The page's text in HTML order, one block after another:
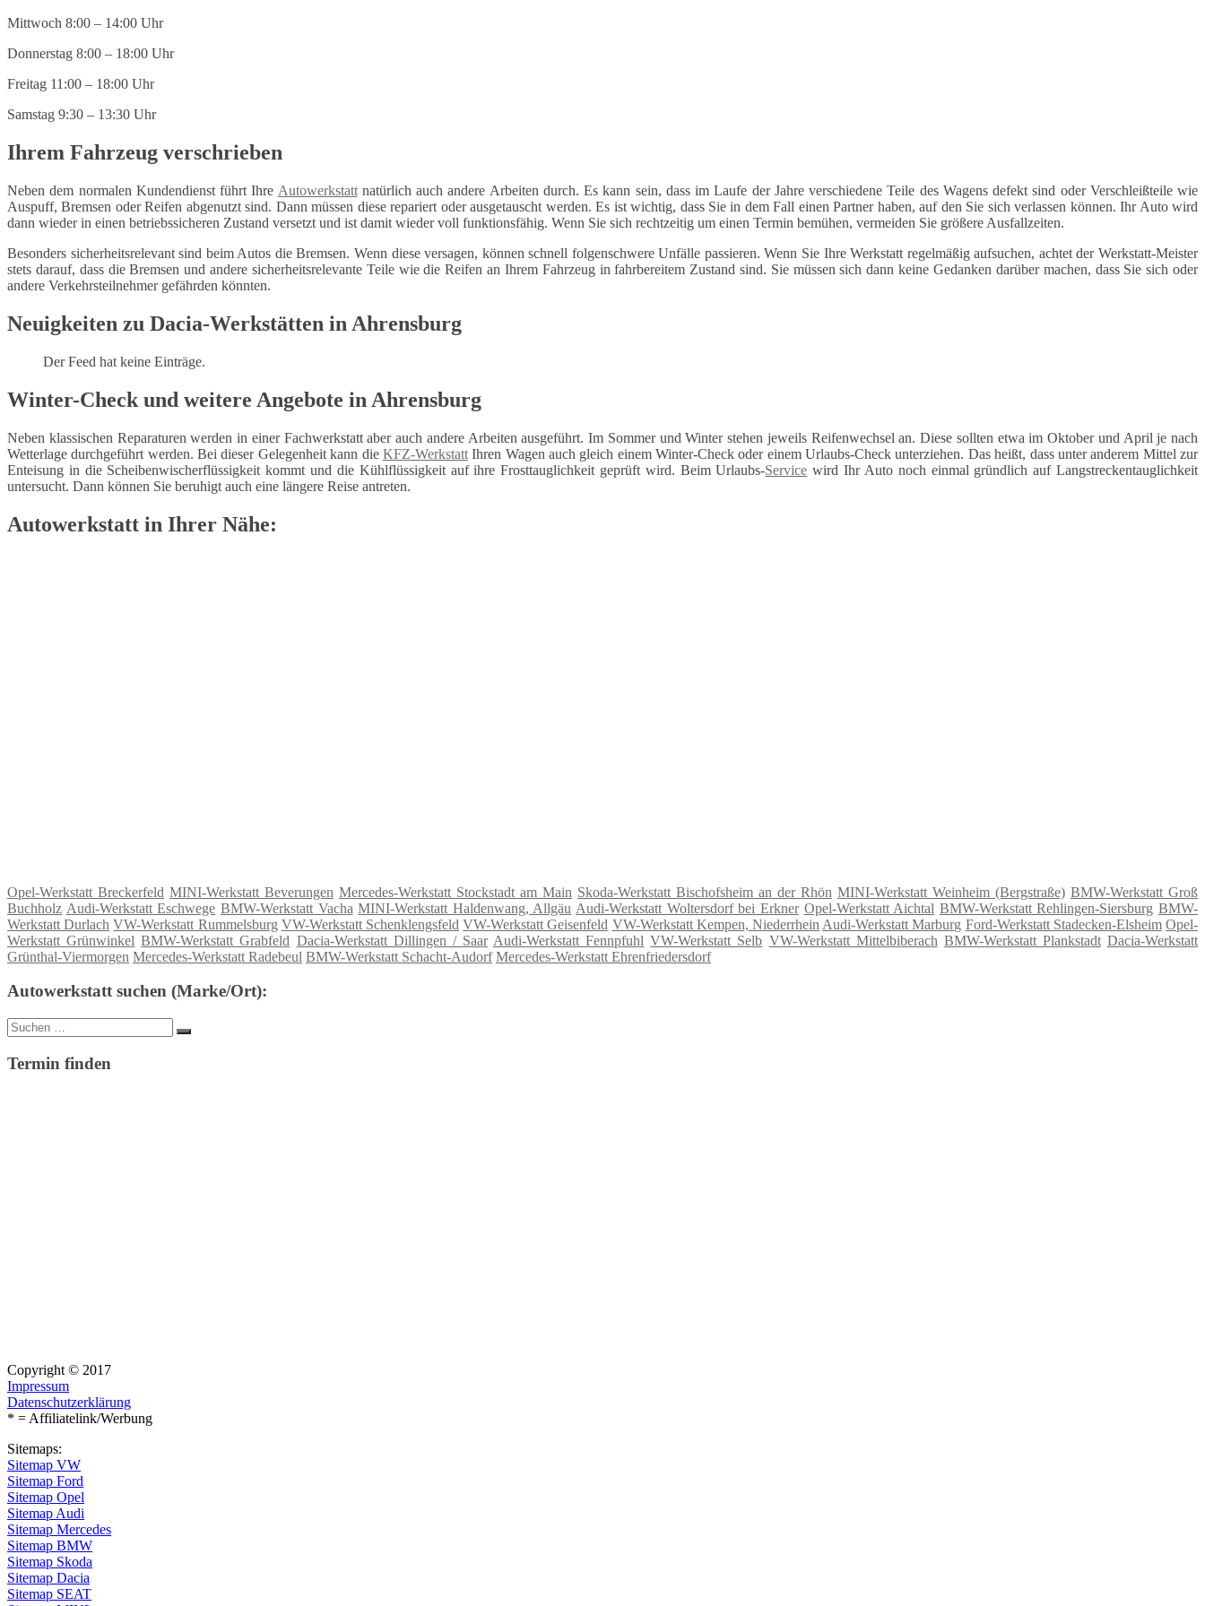
Mittwoch 8:00 – 14:00 Uhr
Donnerstag 8:00 – 18:00 Uhr
Freitag 11:00 – 18:00 Uhr
Samstag 9:30 – 13:30 Uhr
Ihrem Fahrzeug verschrieben
Neben dem normalen Kundendienst führt Ihre Autowerkstattnatürlich auch andere Arbeiten durch. Es kann sein, dass im Laufe der Jahre verschiedene Teile des Wagens defekt sind oder Verschleißteile wie
Auspuff, Bremsen oder Reifen abgenutzt sind. Dann müssen diese repariert oder ausgetauscht werden. Es ist wichtig, dass Sie in dem Fall einen Partner haben, auf den Sie sich verlassen können. Ihr Auto wird
dann wieder in einen betriebssicheren Zustand versetzt und ist damit wieder voll funktionsfähig. Wenn Sie sich rechtzeitig um einen Termin bemühen, vermeiden Sie größere Ausfallzeiten.
Besonders sicherheitsrelevant sind beim Autos die Bremsen. Wenn diese versagen, können schnell folgenschwere Unfälle passieren. Wenn Sie Ihre Werkstatt regelmäßig aufsuchen, achtet der Werkstatt-Meister
stets darauf, dass die Bremsen und andere sicherheitsrelevante Teile wie die Reifen an Ihrem Fahrzeug in fahrbereitem Zustand sind. Sie müssen sich dann keine Gedanken darüber machen, dass Sie sich oder
andere Verkehrsteilnehmer gefährden könnten.
Neuigkeiten zu Dacia-Werkstätten in Ahrensburg
Der Feed hat keine Einträge.
Winter-Check und weitere Angebote in Ahrensburg
Neben klassischen Reparaturen werden in einer Fachwerkstatt aber auch andere Arbeiten ausgeführt. Im Sommer und Winter stehen jeweils Reifenwechsel an. Diese sollten etwa im Oktober und April je nach
Wetterlage durchgeführt werden. Bei dieser Gelegenheit kann die KFZ-WerkstattIhren Wagen auch gleich einem Winter-Check oder einem Urlaubs-Check unterziehen. Das heißt, dass unter anderem Mittel zur
Enteisung in die Scheibenwischerflüssigkeit kommt und die Kühlflüssigkeit auf ihre Frosttauglichkeit geprüft wird. Beim Urlaubs-Service wird Ihr Auto noch einmal gründlich auf Langstreckentauglichkeit
untersucht. Dann können Sie beruhigt auch eine längere Reise antreten.
Autowerkstatt in Ihrer Nähe:
Opel-Werkstatt Breckerfeld MINI-Werkstatt Beverungen Mercedes-Werkstatt Stockstadt am Main Skoda-Werkstatt Bischofsheim an der Rhön MINI-Werkstatt Weinheim (Bergstraße) BMW-Werkstatt Groß
Buchholz Audi-Werkstatt Eschwege BMW-Werkstatt Vacha MINI-Werkstatt Haldenwang, Allgäu Audi-Werkstatt Woltersdorf bei Erkner Opel-Werkstatt Aichtal BMW-Werkstatt Rehlingen-Siersburg BMW-
Werkstatt Durlach VW-Werkstatt Rummelsburg VW-Werkstatt Schenklengsfeld VW-Werkstatt Geisenfeld VW-Werkstatt Kempen, Niederrhein Audi-Werkstatt Marburg Ford-Werkstatt Stadecken-Elsheim Opel-
Werkstatt Grünwinkel BMW-Werkstatt Grabfeld Dacia-Werkstatt Dillingen / Saar Audi-Werkstatt Fennpfuhl VW-Werkstatt Selb VW-Werkstatt Mittelbiberach BMW-Werkstatt Plankstadt Dacia-Werkstatt
Grünthal-Viermorgen Mercedes-Werkstatt Radebeul BMW-Werkstatt Schacht-Audorf Mercedes-Werkstatt Ehrenfriedersdorf
Autowerkstatt suchen (Marke/Ort):
Suche
nach:
Suchen
Termin finden
Copyright © 2017
Impressum
Datenschutzerklärung
* = Affiliatelink/Werbung
Sitemaps:
Sitemap VW
Sitemap Ford
Sitemap Opel
Sitemap Audi
Sitemap Mercedes
Sitemap BMW
Sitemap Skoda
Sitemap Dacia
Sitemap SEAT